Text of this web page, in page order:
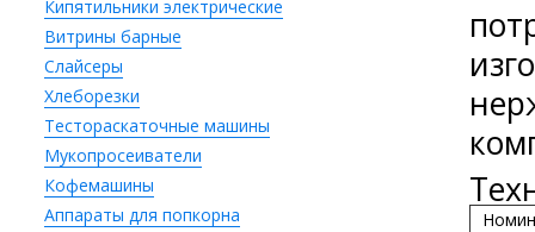
Кипятильники электрические
Витрины барные
Слайсеры
Хлеборезки
Тестораскаточные машины
Мукопросеиватели
Кофемашины
Аппараты для попкорна